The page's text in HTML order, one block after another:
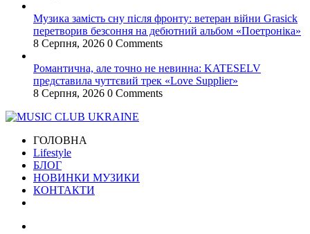
Музика замість сну після фронту: ветеран війни Grasick
перетворив безсоння на дебютний альбом «Поетроніка»
8 Серпня, 2026 0 Comments
Романтична, але точно не невинна: KATESELV
представила чуттєвий трек «Love Supplier»
8 Серпня, 2026 0 Comments
ГОЛОВНА
Lifestyle
БЛОГ
НОВИНКИ МУЗИКИ
КОНТАКТИ